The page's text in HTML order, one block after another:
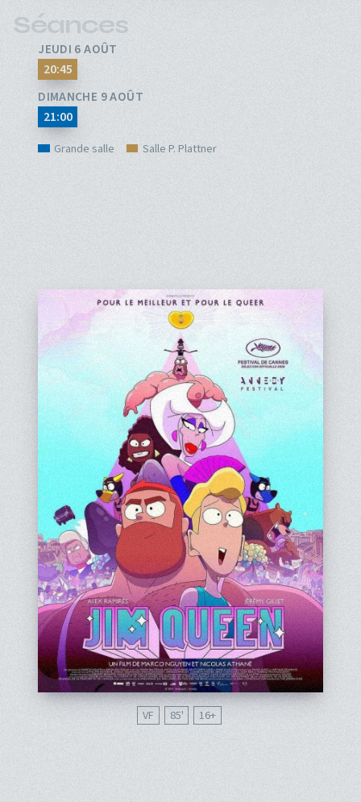
Séances
JEUDI 6 AOÛT
20:45
DIMANCHE 9 AOÛT
21:00
Grande salle Salle P. Plattner
VF 85' 16